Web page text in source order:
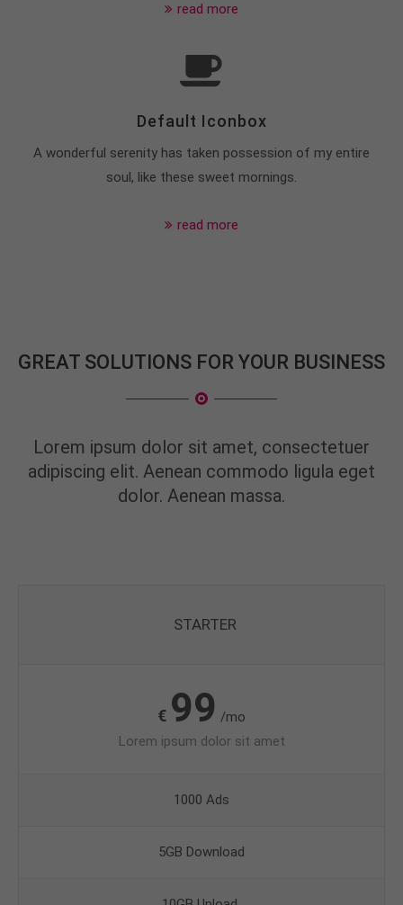
read more
Default Iconbox
A wonderful serenity has taken possession of my entire
soul, like these sweet mornings.
read more
GREAT SOLUTIONS FOR YOUR BUSINESS
Lorem ipsum dolor sit amet, consectetuer
adipiscing elit. Aenean commodo ligula eget
dolor. Aenean massa.
STARTER
€ 99 /mo
Lorem ipsum dolor sit amet
1000 Ads
5GB Download